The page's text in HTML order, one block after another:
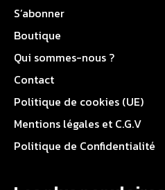
S’abonner
Boutique
Qui sommes-nous ?
Contact
Politique de cookies (UE)
Mentions légales et C.G.V
Politique de Confidentialité